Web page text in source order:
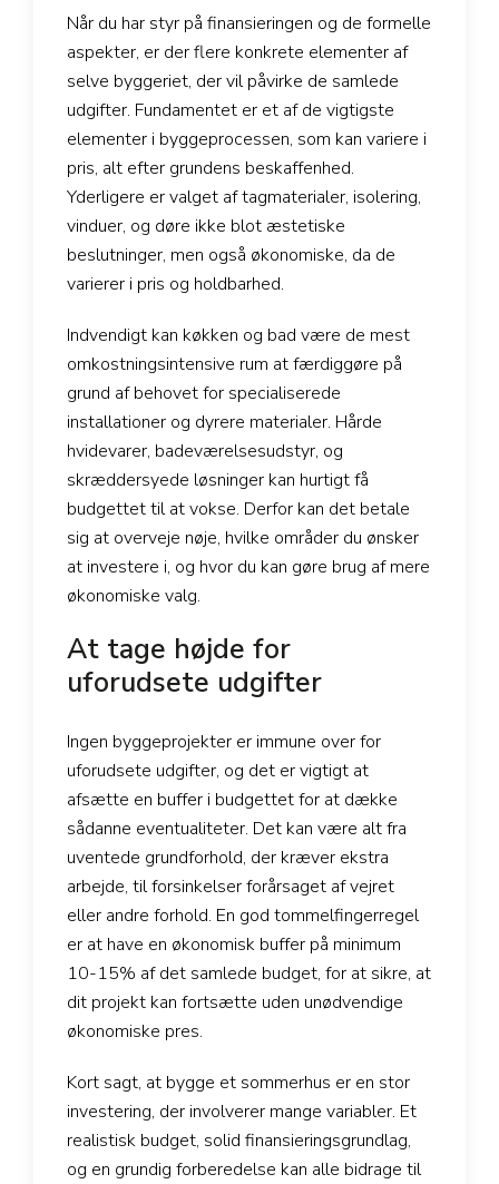
Når du har styr på finansieringen og de formelle
aspekter, er der flere konkrete elementer af
selve byggeriet, der vil påvirke de samlede
udgifter. Fundamentet er et af de vigtigste
elementer i byggeprocessen, som kan variere i
pris, alt efter grundens beskaffenhed.
Yderligere er valget af tagmaterialer, isolering,
vinduer, og døre ikke blot æstetiske
beslutninger, men også økonomiske, da de
varierer i pris og holdbarhed.
Indvendigt kan køkken og bad være de mest
omkostningsintensive rum at færdiggøre på
grund af behovet for specialiserede
installationer og dyrere materialer. Hårde
hvidevarer, badeværelsesudstyr, og
skræddersyede løsninger kan hurtigt få
budgettet til at vokse. Derfor kan det betale
sig at overveje nøje, hvilke områder du ønsker
at investere i, og hvor du kan gøre brug af mere
økonomiske valg.
At tage højde for
uforudsete udgifter
Ingen byggeprojekter er immune over for
uforudsete udgifter, og det er vigtigt at
afsætte en buffer i budgettet for at dække
sådanne eventualiteter. Det kan være alt fra
uventede grundforhold, der kræver ekstra
arbejde, til forsinkelser forårsaget af vejret
eller andre forhold. En god tommelfingerregel
er at have en økonomisk buffer på minimum
10-15% af det samlede budget, for at sikre, at
dit projekt kan fortsætte uden unødvendige
økonomiske pres.
Kort sagt, at bygge et sommerhus er en stor
investering, der involverer mange variabler. Et
realistisk budget, solid finansieringsgrundlag,
og en grundig forberedelse kan alle bidrage til